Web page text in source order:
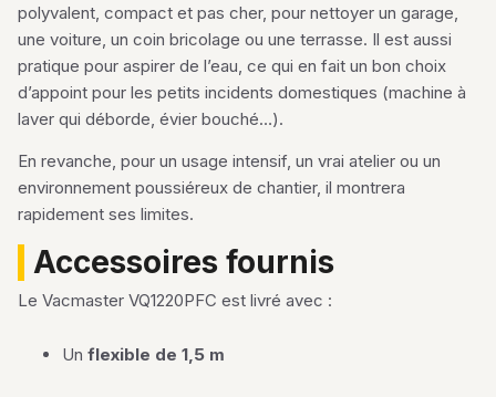
polyvalent, compact et pas cher, pour nettoyer un garage,
une voiture, un coin bricolage ou une terrasse. Il est aussi
pratique pour aspirer de l’eau, ce qui en fait un bon choix
d’appoint pour les petits incidents domestiques (machine à
laver qui déborde, évier bouché…).
En revanche, pour un usage intensif, un vrai atelier ou un
environnement poussiéreux de chantier, il montrera
rapidement ses limites.
Accessoires fournis
Le Vacmaster VQ1220PFC est livré avec :
Un flexible de 1,5 m